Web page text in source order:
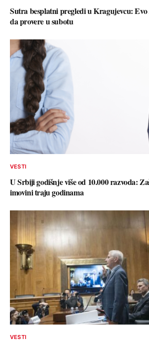
Sutra besplatni pregledi u Kragujevcu: Evo
da provere u subotu
VESTI
U Srbiji godišnje više od 10.000 razvoda:
imovini traju godinama
VESTI